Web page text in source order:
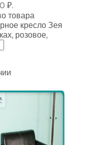
₽.
товара
кресло Зея
розовое,